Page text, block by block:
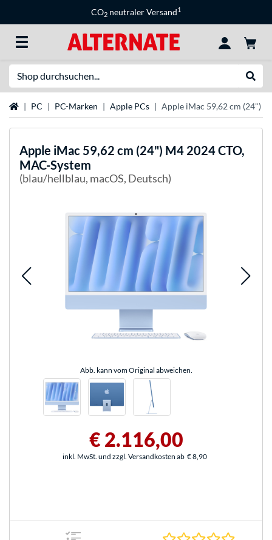
CO2 neutraler Versand1
Startseite
PC PC-Marken Apple PCs Apple iMac 59,62 cm (24")
Apple iMac 59,62 cm (24") M4 2024 CTO,
MAC-System
(blau/hellblau, macOS, Deutsch)
Abb. kann vom Original abweichen.
€ 2.116,00
inkl. MwSt. und zzgl. Versandkosten ab € 8,90